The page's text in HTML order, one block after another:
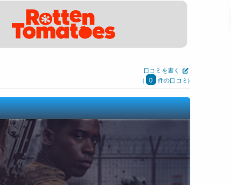
口コミを書く
(
0 件の口コミ)